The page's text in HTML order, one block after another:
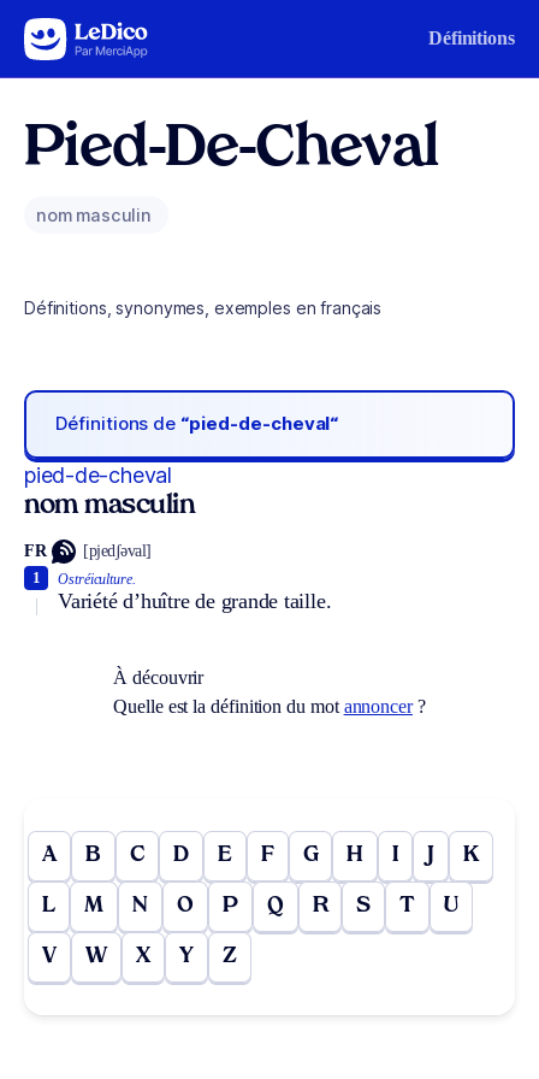
Aller au contenu Définitions
Pied-De-Cheval
nom masculin
Définitions, synonymes, exemples en français
Définitions de “pied-de-cheval“
pied-de-cheval
nom masculin
FR [pjedʃəval]
Ostréiculture.
Variété d’huître de grande taille.
1
À découvrir
Quelle est la définition du mot annoncer?
A B C D E F G H I J K
L M N O P Q R S T U
V W X Y Z